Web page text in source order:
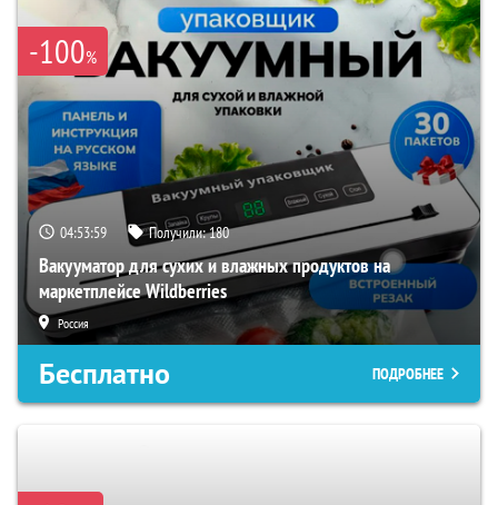
-100%
04:53:58 Получили:180
Вакууматор для сухих и влажных продуктов на
маркетплейсе Wildberries
Россия
Бесплатно ПОДРОБНЕЕ